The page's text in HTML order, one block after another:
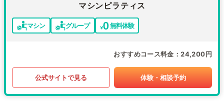
マシンピラティス
マシン グループ 無料体験
おすすめコース料金 24,200円
公式サイトで見る 体験・相談予約